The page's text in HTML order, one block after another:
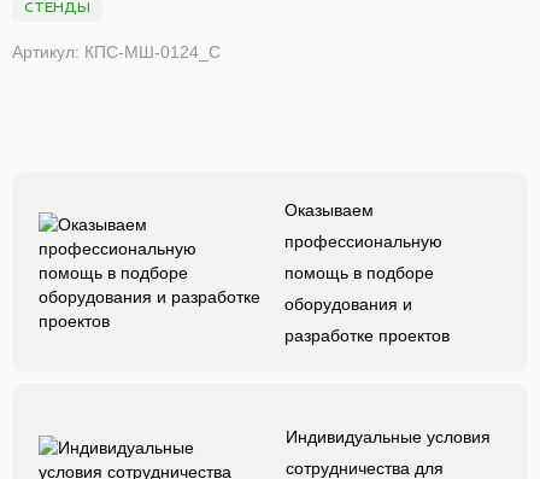
СТЕНДЫ
Артикул: КПС-МШ-0124_С
Оказываем
профессиональную
помощь в подборе
оборудования и
разработке проектов
Индивидуальные условия
сотрудничества для